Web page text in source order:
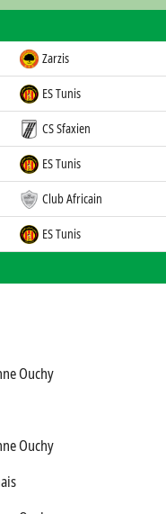
Zarzis
ES Tunis
CS Sfaxien
ES Tunis
Club Africain
ES Tunis
Ouchy
Ouchy